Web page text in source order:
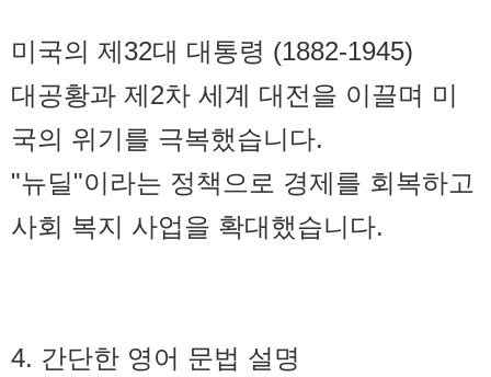
미국의 제32대 대통령 (1882-1945)
대공황과 제2차 세계 대전을 이끌며 미
국의 위기를 극복했습니다.
"뉴딜"이라는 정책으로 경제를 회복하고
사회 복지 사업을 확대했습니다.
4. 간단한 영어 문법 설명